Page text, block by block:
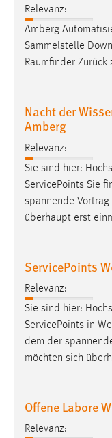
Relevanz:
Amberg
Sammelstelle
Raumfinder Zurück
Nacht der
Amberg
Relevanz:
Sie sind hier:
ServicePoints Sie
spannende
überhaupt erst
ServicePoints
Relevanz:
Sie sind hier:
ServicePoints in
dem der
möchten sich
Offene Labore
Relevanz: